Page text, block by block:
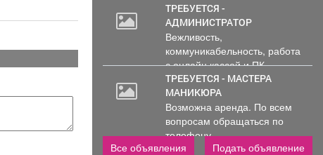
ТРЕБУЕТСЯ -
АДМИНИСТРАТОР
Вежливость,
коммуникабельность, работа
с онлайн кассой и ПК
(программы...
ТРЕБУЕТСЯ - МАСТЕРА
МАНИКЮРА
Возможна аренда. По всем
вопросам обращаться по
телефону..
Все объявления
Подать объявление